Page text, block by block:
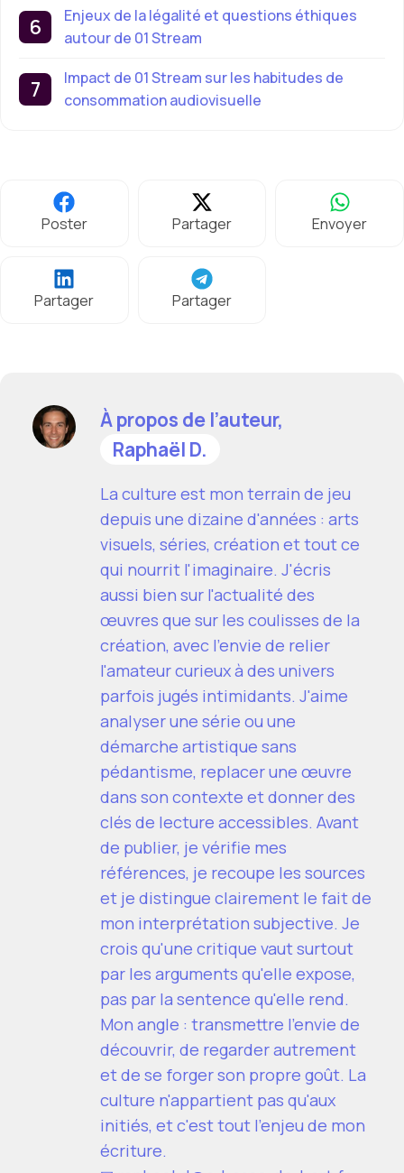
Enjeux de la légalité et questions éthiques
autour de 01 Stream
Impact de 01 Stream sur les habitudes de
consommation audiovisuelle
Poster Partager Envoyer
Partager Partager
À propos de l’auteur,
Raphaël D.
La culture est mon terrain de jeu
depuis une dizaine d'années : arts
visuels, séries, création et tout ce
qui nourrit l'imaginaire. J'écris
aussi bien sur l'actualité des
œuvres que sur les coulisses de la
création, avec l'envie de relier
l'amateur curieux à des univers
parfois jugés intimidants. J'aime
analyser une série ou une
démarche artistique sans
pédantisme, replacer une œuvre
dans son contexte et donner des
clés de lecture accessibles. Avant
de publier, je vérifie mes
références, je recoupe les sources
et je distingue clairement le fait de
mon interprétation subjective. Je
crois qu'une critique vaut surtout
par les arguments qu'elle expose,
pas par la sentence qu'elle rend.
Mon angle : transmettre l'envie de
découvrir, de regarder autrement
et de se forger son propre goût. La
culture n'appartient pas qu'aux
initiés, et c'est tout l'enjeu de mon
écriture.